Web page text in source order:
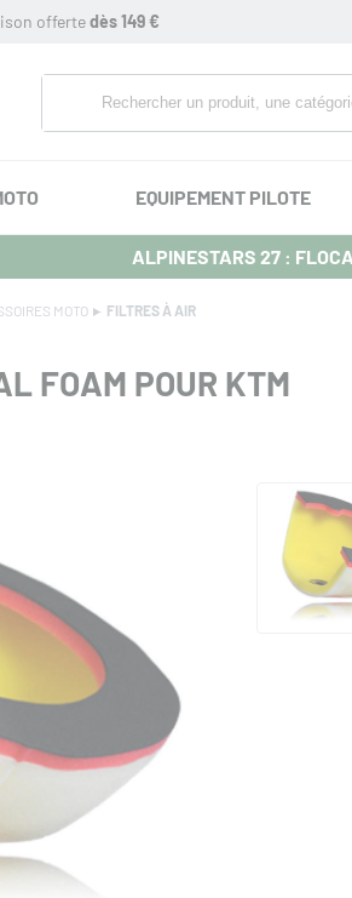
offertedès 149 €
EQUIPEMENT PILOTE
ALPINESTARS 27 :
MOTO FILTRES À AIR
FOAM POUR KTM